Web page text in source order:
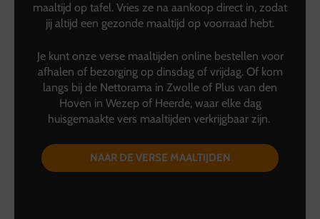
maaltijd op tafel. Vries ze na aankoop direct in, zodat
jij altijd een gezonde maaltijd op voorraad hebt.
Je kunt onze verse maaltijden online bestellen voor
afhalen of bezorging op dinsdag of vrijdag. Of kom
langs bij de Nettorama in Zwolle of Plus van den
Hoven in Wezep of Heerde, waar elke dag
huisgemaakte vers maaltijden verkrijgbaar zijn.
NAAR DE VERSE MAALTIJDEN